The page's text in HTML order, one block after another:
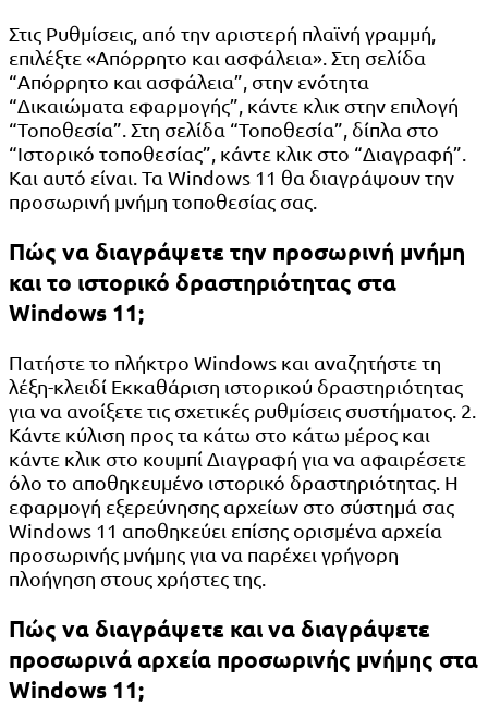
Στις Ρυθμίσεις, από την αριστερή πλαϊνή γραμμή,
επιλέξτε «Απόρρητο και ασφάλεια». Στη σελίδα
“Απόρρητο και ασφάλεια”, στην ενότητα
“Δικαιώματα εφαρμογής”, κάντε κλικ στην επιλογή
“Τοποθεσία”. Στη σελίδα “Τοποθεσία”, δίπλα στο
“Ιστορικό τοποθεσίας”, κάντε κλικ στο “Διαγραφή”.
Και αυτό είναι. Τα Windows 11 θα διαγράψουν την
προσωρινή μνήμη τοποθεσίας σας.
Πώς να διαγράψετε την προσωρινή μνήμη
και το ιστορικό δραστηριότητας στα
Windows 11;
Πατήστε το πλήκτρο Windows και αναζητήστε τη
λέξη-κλειδί Εκκαθάριση ιστορικού δραστηριότητας
για να ανοίξετε τις σχετικές ρυθμίσεις συστήματος. 2.
Κάντε κύλιση προς τα κάτω στο κάτω μέρος και
κάντε κλικ στο κουμπί Διαγραφή για να αφαιρέσετε
όλο το αποθηκευμένο ιστορικό δραστηριότητας. Η
εφαρμογή εξερεύνησης αρχείων στο σύστημά σας
Windows 11 αποθηκεύει επίσης ορισμένα αρχεία
προσωρινής μνήμης για να παρέχει γρήγορη
πλοήγηση στους χρήστες της.
Πώς να διαγράψετε και να διαγράψετε
προσωρινά αρχεία προσωρινής μνήμης στα
Windows 11;